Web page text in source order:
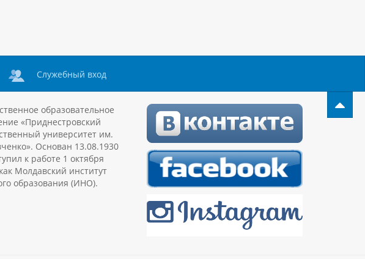
Служебный вход
образовательное
«Приднестровский
университет им.
Основан 13.08.1930
к работе 1 октября
Молдавский институт
образования (ИНО).